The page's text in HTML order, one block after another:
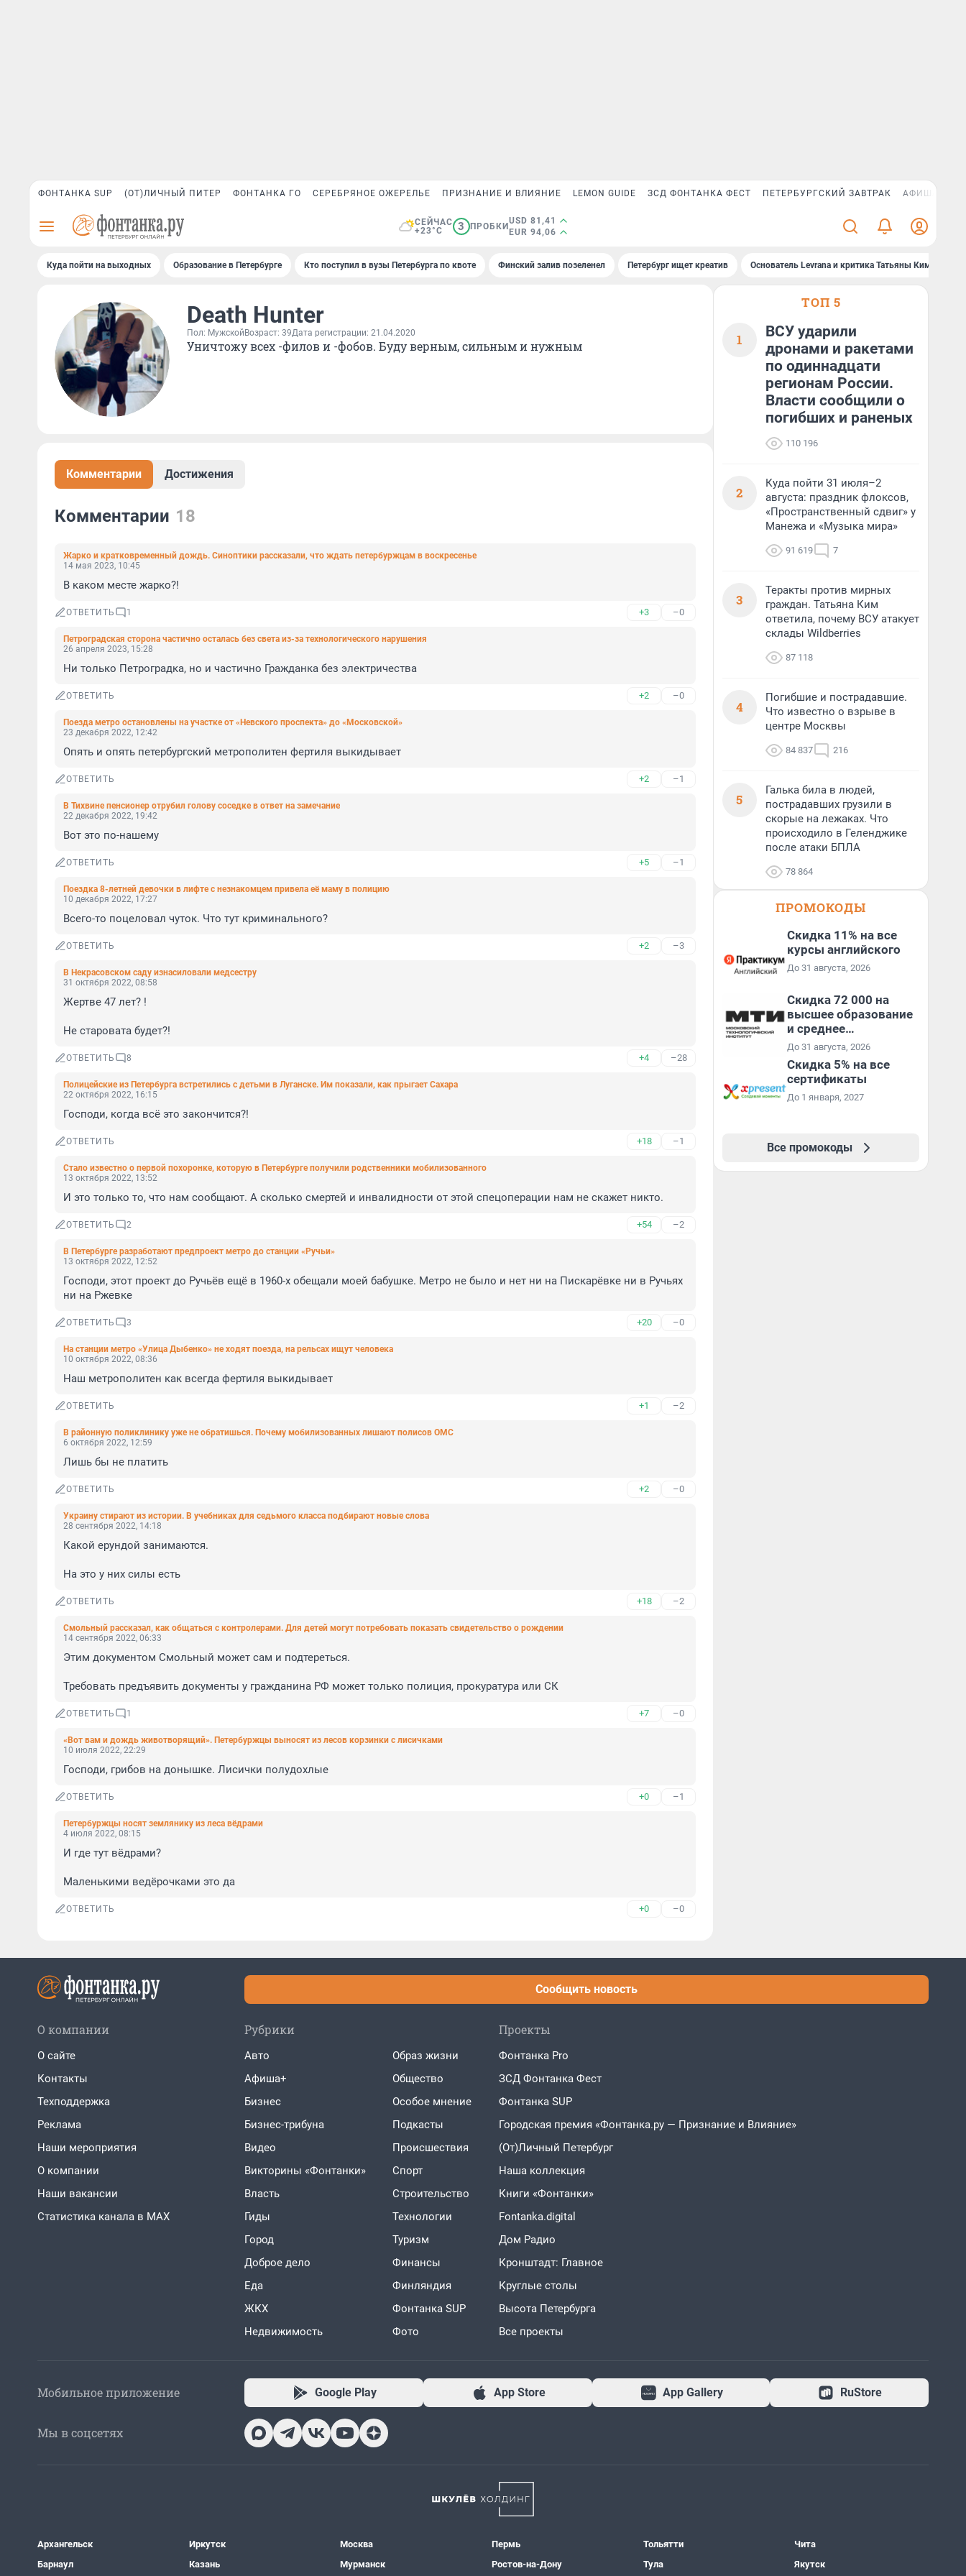
ФОНТАНКА SUP (ОТ)ЛИЧНЫЙ ПИТЕР ФОНТАНКА ГО СЕРЕБРЯНОЕ ОЖЕРЕЛЬЕ ПРИЗНАНИЕ И ВЛИЯНИЕ LEMON GUIDE ЗСД ФОНТАНКА ФЕСТ ПЕТЕРБУРГСКИЙ ЗАВТРАК АФИША PLUS
СЕЙЧАС
+23°C
3 ПРОБКИ
USD 81,41
EUR 94,06
Куда пойти на выходных Образование в Петербурге Кто поступил в вузы Петербурга по квоте Финский залив позеленел Петербург ищет креатив Основатель Levrana и критика Татьяны Ким
Death Hunter
Пол: Мужской Возраст: 39Дата регистрации: 21.04.2020
Уничтожу всех -филов и -фобов. Буду верным, сильным и нужным
Комментарии Достижения
Комментарии 18
Жарко и кратковременный дождь. Синоптики рассказали, что ждать петербуржцам в воскресенье
14 мая 2023, 10:45
В каком месте жарко?!
ОТВЕТИТЬ 1 +3 –0
Петроградская сторона частично осталась без света из-за технологического нарушения
26 апреля 2023, 15:28
Ни только Петроградка, но и частично Гражданка без электричества
ОТВЕТИТЬ +2 –0
Поезда метро остановлены на участке от «Невского проспекта» до «Московской»
23 декабря 2022, 12:42
Опять и опять петербургский метрополитен фертиля выкидывает
ОТВЕТИТЬ +2 –1
В Тихвине пенсионер отрубил голову соседке в ответ на замечание
22 декабря 2022, 19:42
Вот это по-нашему
ОТВЕТИТЬ +5 –1
Поездка 8-летней девочки в лифте с незнакомцем привела её маму в полицию
10 декабря 2022, 17:27
Всего-то поцеловал чуток. Что тут криминального?
ОТВЕТИТЬ +2 –3
В Некрасовском саду изнасиловали медсестру
31 октября 2022, 08:58
Жертве 47 лет? !
Не старовата будет?!
ОТВЕТИТЬ 8 +4 –28
Полицейские из Петербурга встретились с детьми в Луганске. Им показали, как прыгает Сахара
22 октября 2022, 16:15
Господи, когда всё это закончится?!
ОТВЕТИТЬ +18 –1
Стало известно о первой похоронке, которую в Петербурге получили родственники мобилизованного
13 октября 2022, 13:52
И это только то, что нам сообщают. А сколько смертей и инвалидности от этой спецоперации нам не скажет никто.
ОТВЕТИТЬ 2 +54 –2
В Петербурге разработают предпроект метро до станции «Ручьи»
13 октября 2022, 12:52
Господи, этот проект до Ручьëв ещё в 1960-х обещали моей бабушке. Метро не было и нет ни на Пискарёвке ни в Ручьях
ни на Ржевке
ОТВЕТИТЬ 3 +20 –0
На станции метро «Улица Дыбенко» не ходят поезда, на рельсах ищут человека
10 октября 2022, 08:36
Наш метрополитен как всегда фертиля выкидывает
ОТВЕТИТЬ +1 –2
В районную поликлинику уже не обратишься. Почему мобилизованных лишают полисов ОМС
6 октября 2022, 12:59
Лишь бы не платить
ОТВЕТИТЬ +2 –0
Украину стирают из истории. В учебниках для седьмого класса подбирают новые слова
28 сентября 2022, 14:18
Какой ерундой занимаются.
На это у них силы есть
ОТВЕТИТЬ +18 –2
Смольный рассказал, как общаться с контролерами. Для детей могут потребовать показать свидетельство о рождении
14 сентября 2022, 06:33
Этим документом Смольный может сам и подтереться.
Требовать предъявить документы у гражданина РФ может только полиция, прокуратура или СК
ОТВЕТИТЬ 1 +7 –0
«Вот вам и дождь животворящий». Петербуржцы выносят из лесов корзинки с лисичками
10 июля 2022, 22:29
Господи, грибов на донышке. Лисички полудохлые
ОТВЕТИТЬ +0 –1
Петербуржцы носят землянику из леса вёдрами
4 июля 2022, 08:15
И где тут вëдрами?
Маленькими ведëрочками это да
ОТВЕТИТЬ +0 –0
ТОП 5
1
ВСУ ударили
дронами и ракетами
по одиннадцати
регионам России.
Власти сообщили о
погибших и раненых
110 196
2
Куда пойти 31 июля–2
августа: праздник флоксов,
«Пространственный сдвиг» у
Манежа и «Музыка мира»
91 619 7
3
Теракты против мирных
граждан. Татьяна Ким
ответила, почему ВСУ атакует
склады Wildberries
87 118
4
Погибшие и пострадавшие.
Что известно о взрыве в
центре Москвы
84 837 216
5
Галька била в людей,
пострадавших грузили в
скорые на лежаках. Что
происходило в Геленджике
после атаки БПЛА
78 864
ПРОМОКОДЫ
Скидка 11% на все
курсы английского
До 31 августа, 2026
Скидка 72 000 на
высшее образование
и среднее
специальное
образование в
первый год обучения
До 31 августа, 2026
Скидка 5% на все
сертификаты
До 1 января, 2027
Все промокоды
Сообщить новость
О компании
О сайте
Контакты
Техподдержка
Реклама
Наши мероприятия
О компании
Наши вакансии
Статистика канала в MAX
Рубрики
Авто
Афиша+
Бизнес
Бизнес-трибуна
Видео
Викторины «Фонтанки»
Власть
Гиды
Город
Доброе дело
Еда
ЖКХ
Недвижимость
Образ жизни
Общество
Особое мнение
Подкасты
Проиcшествия
Спорт
Строительство
Технологии
Туризм
Финансы
Финляндия
Фонтанка SUP
Фото
Проекты
Фонтанка Pro
ЗСД Фонтанка Фест
Фонтанка SUP
Городская премия «Фонтанка.ру — Признание и Влияние»
(От)Личный Петербург
Наша коллекция
Книги «Фонтанки»
Fontanka.digital
Дом Радио
Кронштадт: Главное
Круглые столы
Высота Петербурга
Все проекты
Мобильное приложение Google Play App Store App Gallery RuStore
Мы в соцсетях
Архангельск
Барнаул
Иркутск
Казань
Москва
Мурманск
Пермь
Ростов-на-Дону
Тольятти
Тула
Чита
Якутск